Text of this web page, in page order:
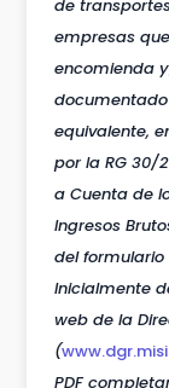
de
empresas
encomienda
equivalente,
por la RG 30/
a Cuenta de
Ingresos
del formulario
Inicialmente
web de la
(
PDF